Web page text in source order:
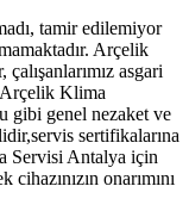
tamir edilemiyor
Arçelik
asgari
Arçelik Klima
gibi genel nezaket ve
sertifikalarına
Servisi Antalya için
onarımını